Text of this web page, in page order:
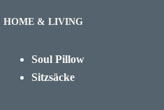
HOME & LIVING
Soul Pillow
Sitzsäcke